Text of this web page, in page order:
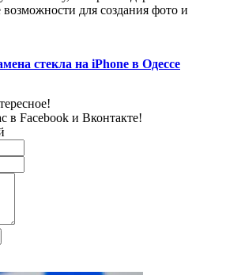
для создания фото и
стекла на iPhone в Одессе
в Facebook и Вконтакте!